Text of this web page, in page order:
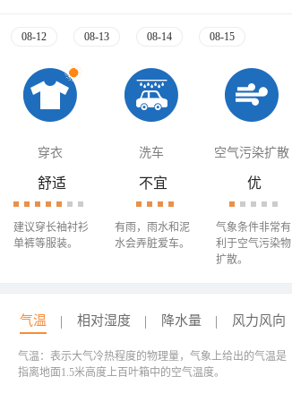
08-12 08-13 08-14 08-15
穿衣 洗车 空气污染扩散
舒适
建议穿长袖衬衫
单裤等服装。
不宜
有雨，雨水和泥
水会弄脏爱车。
优
气象条件非常有
利于空气污染物
扩散。
气温 相对湿度 降水量 风力风向
气温：表示大气冷热程度的物理量，气象上给出的气温是
指离地面1.5米高度上百叶箱中的空气温度。